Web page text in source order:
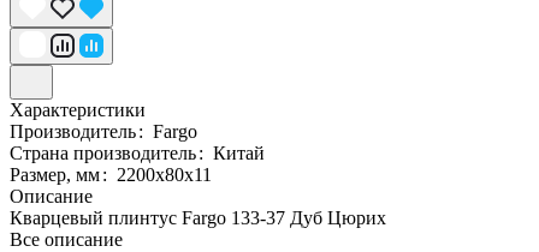
Характеристики
Производитель: Fargo
Страна производитель: Китай
Размер, мм: 2200x80x11
Описание
Кварцевый плинтус Fargo 133-37 Дуб Цюрих
Все описание